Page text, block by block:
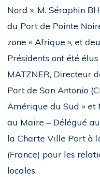
Nord », M. Séraphin
du Port de Pointe
zone « Afrique », et
Présidents ont été
MATZNER, Directeur
Port de San Antonio
Amérique du Sud » et
au Maire – Délégué
la Charte Ville Port à
(France) pour les
locales.